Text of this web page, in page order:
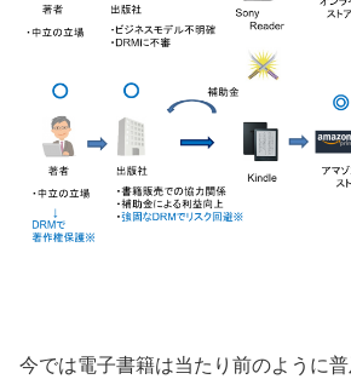
今では電子書籍は当たり前のように